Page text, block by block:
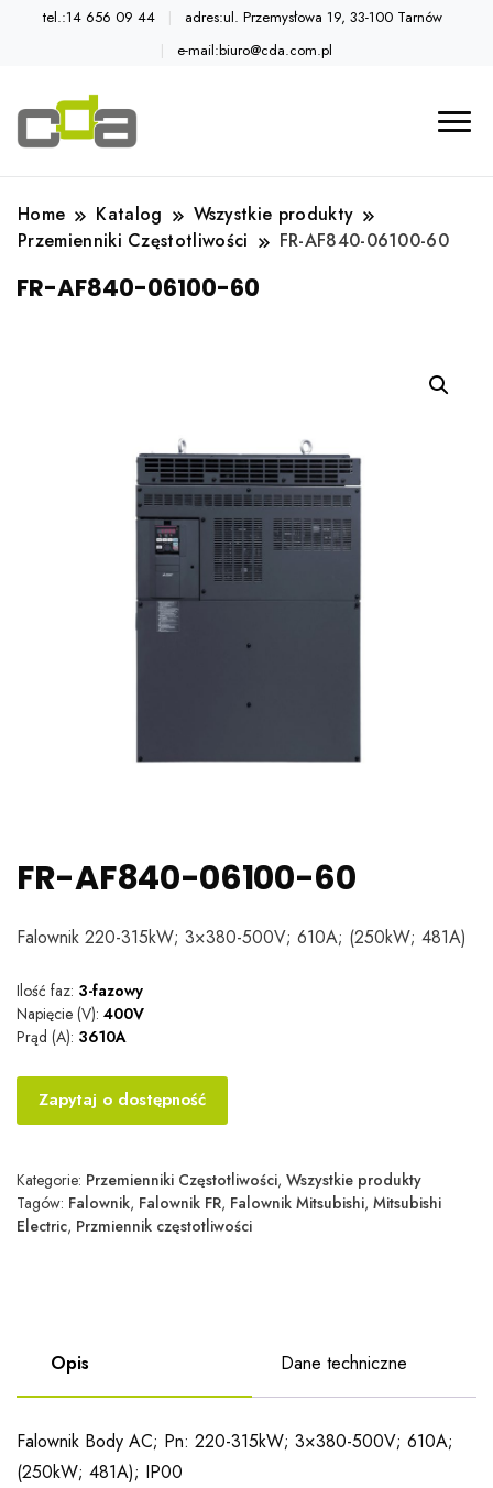
tel.:14 656 09 44
adres:ul. Przemysłowa 19, 33-100 Tarnów
e-mail:biuro@cda.com.pl
Home Katalog
Wszystkie produkty
Przemienniki Częstotliwości
FR-AF840-06100-60
FR-AF840-06100-60
FR-AF840-06100-60
Falownik 220-315kW; 3×380-500V; 610A; (250kW; 481A)
Ilość faz: 3-fazowy
Napięcie (V): 400V
Prąd (A): 3610A
Zapytaj o dostępność
Kategorie: Przemienniki Częstotliwości, Wszystkie produkty
Tagów: Falownik, Falownik FR, Falownik Mitsubishi, Mitsubishi
Electric, Przmiennik częstotliwości
Opis Dane techniczne
Falownik Body AC; Pn: 220-315kW; 3×380-500V; 610A;
(250kW; 481A); IP00